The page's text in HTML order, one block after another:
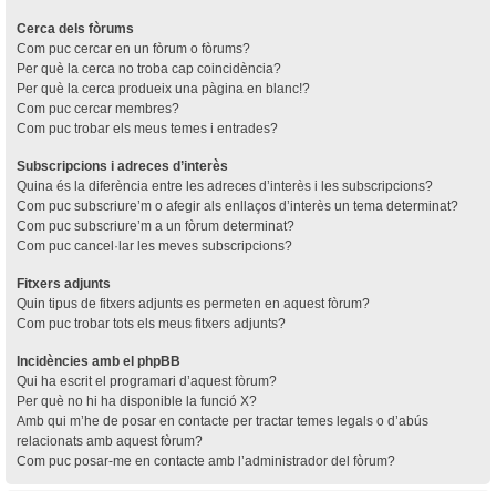
Cerca dels fòrums
Com puc cercar en un fòrum o fòrums?
Per què la cerca no troba cap coincidència?
Per què la cerca produeix una pàgina en blanc!?
Com puc cercar membres?
Com puc trobar els meus temes i entrades?
Subscripcions i adreces d’interès
Quina és la diferència entre les adreces d’interès i les subscripcions?
Com puc subscriure’m o afegir als enllaços d’interès un tema determinat?
Com puc subscriure’m a un fòrum determinat?
Com puc cancel·lar les meves subscripcions?
Fitxers adjunts
Quin tipus de fitxers adjunts es permeten en aquest fòrum?
Com puc trobar tots els meus fitxers adjunts?
Incidències amb el phpBB
Qui ha escrit el programari d’aquest fòrum?
Per què no hi ha disponible la funció X?
Amb qui m’he de posar en contacte per tractar temes legals o d’abús
relacionats amb aquest fòrum?
Com puc posar-me en contacte amb l’administrador del fòrum?